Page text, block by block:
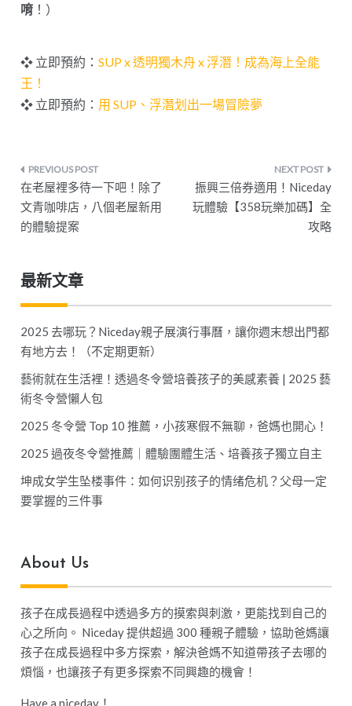
唷 ！）
❖ 立即預約：SUP x 透明獨木舟 x 浮潛！成為海上全能
王！
❖ 立即預約： 用 SUP、浮潛划出一場冒險夢
文
章
導
覽
在老屋裡多待一下吧！除了
文青咖啡店，八個老屋新用
的體驗提案
振興三倍券適用！Niceday
玩體驗【358玩樂加碼】全
攻略
最新文章
2025 去哪玩？Niceday親子展演行事曆，讓你週末想出門都
有地方去！（不定期更新）
藝術就在生活裡！透過冬令營培養孩子的美感素養 | 2025 藝
術冬令營懶人包
2025 冬令營 Top 10 推薦，小孩寒假不無聊，爸媽也開心！
2025 過夜冬令營推薦｜體驗團體生活、培養孩子獨立自主
坤成女学生坠楼事件：如何识别孩子的情绪危机？父母一定
要掌握的三件事
About Us
孩子在成長過程中透過多方的摸索與刺激，更能找到自己的
心之所向。 Niceday 提供超過 300 種親子體驗，協助爸媽讓
孩子在成長過程中多方探索，解決爸媽不知道帶孩子去哪的
煩惱，也讓孩子有更多探索不同興趣的機會！
Have a niceday！